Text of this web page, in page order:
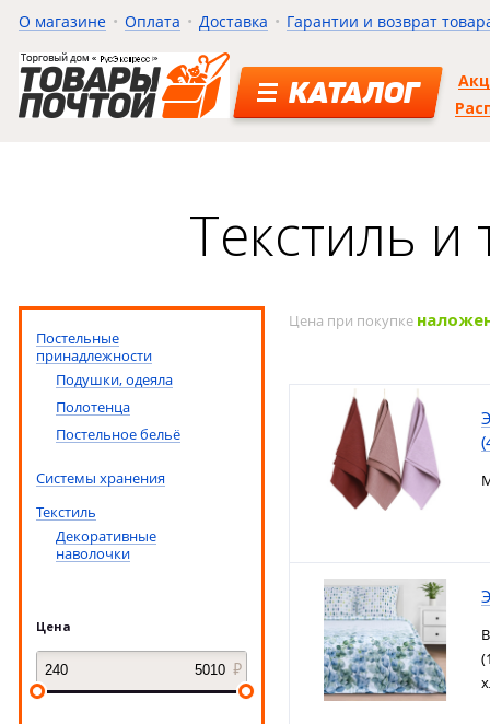
О магазине Оплата Доставка Гарантии и возврат
КАТАЛОГ
Текстиль
Постельные
принадлежности
Подушки, одеяла
Полотенца
Постельное бельё
Системы хранения
Текстиль
Декоративные
наволочки
Цена
Цена при покупке